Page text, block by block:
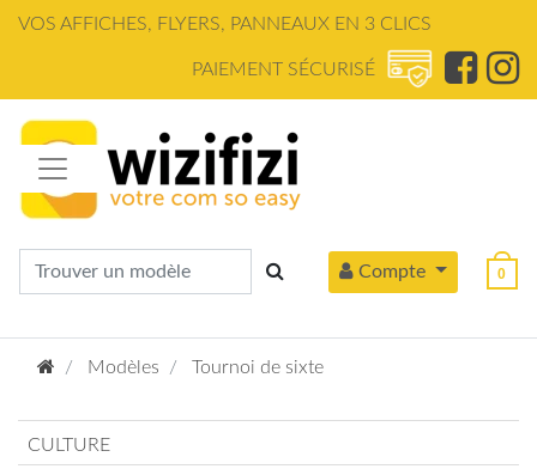
VOS AFFICHES, FLYERS, PANNEAUX EN 3 CLICS
PAIEMENT SÉCURISÉ
Compte 0
Modèles Tournoi de sixte
CULTURE
Panneau de gestion des cookies